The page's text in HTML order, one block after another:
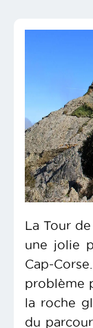
La Tour
une jolie
Cap-
problème
la roche
du